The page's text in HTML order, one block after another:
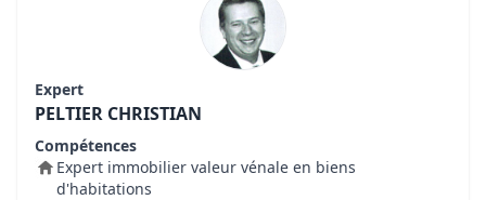
Expert
PELTIER CHRISTIAN
Compétences
Expert immobilier valeur vénale en biens
d'habitations